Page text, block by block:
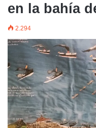
en la bahía
2.294